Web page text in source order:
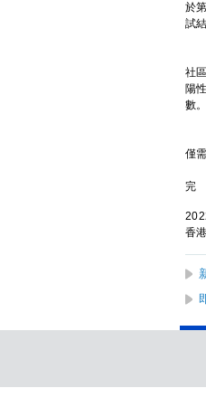
於
試
為
社
陽
數。
上
僅
完
香